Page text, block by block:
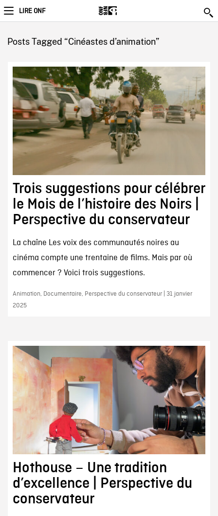
LIRE ONF
Posts Tagged “Cinéastes d’animation”
Trois suggestions pour célébrer
le Mois de l’histoire des Noirs |
Perspective du conservateur
La chaîne Les voix des communautés noires au
cinéma compte une trentaine de films. Mais par où
commencer ? Voici trois suggestions.
Animation, Documentaire, Perspective du conservateur | 31 janvier
2025
Hothouse – Une tradition
d’excellence | Perspective du
conservateur